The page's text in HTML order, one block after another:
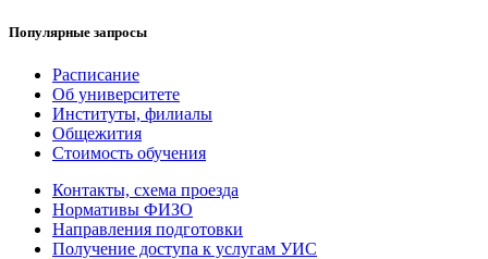
Популярные запросы
Расписание
Об университете
Институты, филиалы
Общежития
Стоимость обучения
Контакты, схема проезда
Нормативы ФИЗО
Направления подготовки
Получение доступа к услугам УИС